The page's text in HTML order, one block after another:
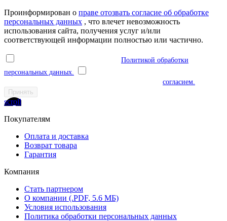
Проинформирован о праве отозвать согласие об обработке
персональных данных , что влечет невозможность
использования сайта, получения услуг и/или
соответствующей информации полностью или частично.
Политикой обработки
персональных данных.
согласием.
Принять
scroll
Покупателям
Оплата и доставка
Возврат товара
Гарантия
Компания
Стать партнером
О компании (.PDF, 5.6 МБ)
Условия использования
Политика обработки персональных данных